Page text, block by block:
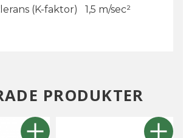
(K-faktor) 1,5 m/sec²
PRODUKTER